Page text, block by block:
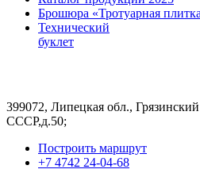
Брошюра «Тротуарная
Технический
буклет
399072, Липецкая обл.,
СССР,д.50;
Построить маршрут
+7 4742 24-04-68